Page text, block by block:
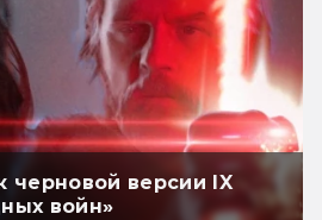
черновой версии IX
войн»